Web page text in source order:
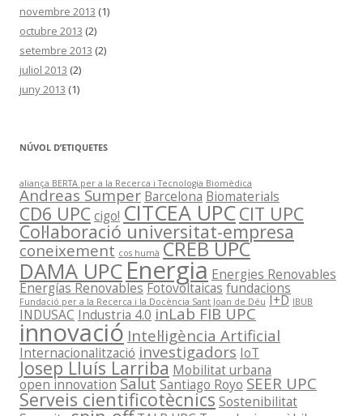
novembre 2013 (1)
octubre 2013 (2)
setembre 2013 (2)
juliol 2013 (2)
juny 2013 (1)
NÚVOL D’ETIQUETES
aliança BERTA per a la Recerca i Tecnologia Biomèdica
Andreas Sumper Barcelona Biomaterials
CD6 UPCcigo! CITCEA UPCCIT UPC
Col·laboració universitat-empresa
coneixement cos humà CREB UPC
DAMA UPC Energia Energies Renovables
Energías RenovablesFotovoltaicas fundacions
Fundació per a la Recerca i la Docència Sant Joan de Déu I+D IBUB
INDUSAC Industria 4.0 inLab FIB UPC
innovació Intel·ligència Artificial
Internacionalització investigadors IoT
Josep Lluís Larriba Mobilitat urbana
open innovation SalutSantiago Royo SEER UPC
Serveis cientificotècnics Sostenibilitat